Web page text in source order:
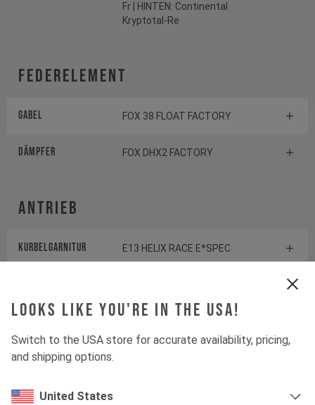
Looks like you're in the USA!
Switch to the USA store for accurate availability, pricing,
and shipping options.
United States
Fr | HINTEN: Continental
Kryptotal-Re
Federelement
Gabel FOX 38 FLOAT FACTORY
Dämpfer FOX DHX2 FACTORY
Antrieb
Kurbelgarnitur E13 HELIX RACE E*SPEC
Schaltwerk
SRAM GX EAGLE